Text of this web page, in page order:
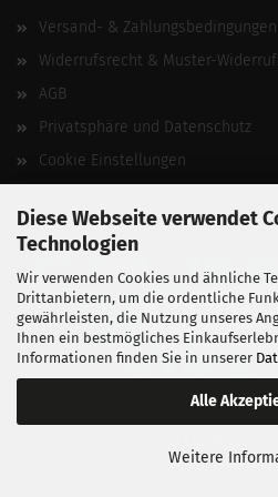
Diese Webseite verwendet
Technologien
Wir verwenden Cookies und ähnliche
Drittanbietern, um die ordentliche
gewährleisten, die Nutzung unseres
Ihnen ein bestmögliches
Informationen finden Sie in unserer
Alle
Weitere
Versand- & Zahlungsbedingungen
Widerrufsrecht & Muster-
AGB
Privatsphäre und Datenschutz
Cookie Einstellungen
Vertrag widerrufen
Entwickelt vonfabian